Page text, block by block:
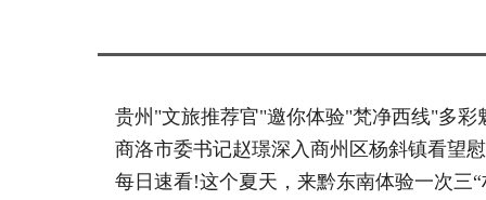
贵州"文旅推荐官"邀你体验"梵净西线"多彩
商洛市委书记赵璟深入商州区杨斜镇看望
每日速看!这个夏天，来黔东南体验一次三